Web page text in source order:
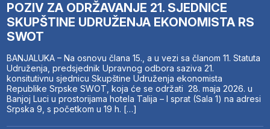
POZIV ZA ODRŽAVANJE 21. SJEDNICE
SKUPŠTINE UDRUŽENJA EKONOMISTA RS
SWOT
BANJALUKA – Na osnovu člana 15., a u vezi sa članom 11. Statuta
Udruženja, predsjednik Upravnog odbora saziva 21.
konsitutivnu sjednicu Skupštine Udruženja ekonomista
Republike Srpske SWOT, koja će se održati 28. maja 2026. u
Banjoj Luci u prostorijama hotela Talija – I sprat (Sala 1) na adresi
Srpska 9, s početkom u 19 h. […]